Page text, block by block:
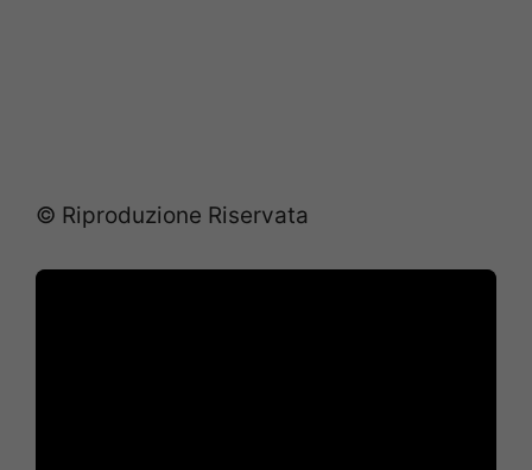
© Riproduzione Riservata